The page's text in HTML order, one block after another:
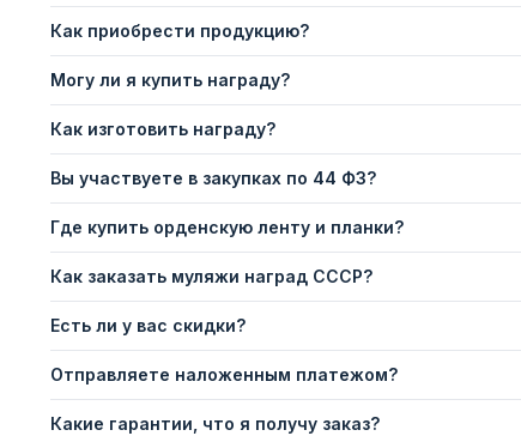
Как приобрести продукцию?
Могу ли я купить награду?
Как изготовить награду?
Вы участвуете в закупках по 44 ФЗ?
Где купить орденскую ленту и планки?
Как заказать муляжи наград СССР?
Есть ли у вас скидки?
Отправляете наложенным платежом?
Какие гарантии, что я получу заказ?